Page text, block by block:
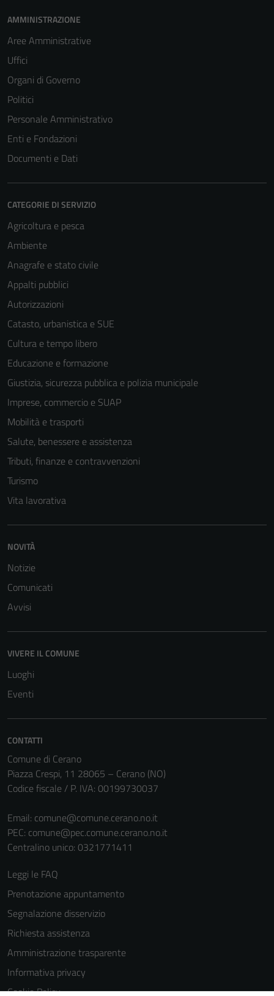
AMMINISTRAZIONE
Aree Amministrative
Uffici
Organi di Governo
Politici
Personale Amministrativo
Enti e Fondazioni
Documenti e Dati
CATEGORIE DI SERVIZIO
Agricoltura e pesca
Ambiente
Anagrafe e stato civile
Appalti pubblici
Autorizzazioni
Catasto, urbanistica e SUE
Cultura e tempo libero
Educazione e formazione
Giustizia, sicurezza pubblica e polizia municipale
Imprese, commercio e SUAP
Mobilità e trasporti
Salute, benessere e assistenza
Tributi, finanze e contravvenzioni
Turismo
Vita lavorativa
NOVITÀ
Notizie
Comunicati
Avvisi
VIVERE IL COMUNE
Luoghi
Eventi
CONTATTI
Comune di Cerano
Piazza Crespi, 11 28065 – Cerano (NO)
Codice fiscale / P. IVA: 00199730037
Email: comune@comune.cerano.no.it
PEC: comune@pec.comune.cerano.no.it
Centralino unico: 0321771411
Leggi le FAQ
Prenotazione appuntamento
Segnalazione disservizio
Richiesta assistenza
Amministrazione trasparente
Informativa privacy
Cookie Policy